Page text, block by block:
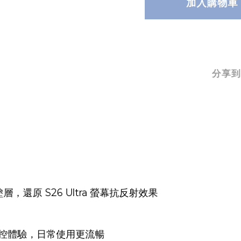
加入購物車
分享到
，還原 S26 Ultra 螢幕抗反射效果
體驗，日常使用更流暢